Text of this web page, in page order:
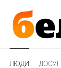
ЛЮДИ ДОСУГ